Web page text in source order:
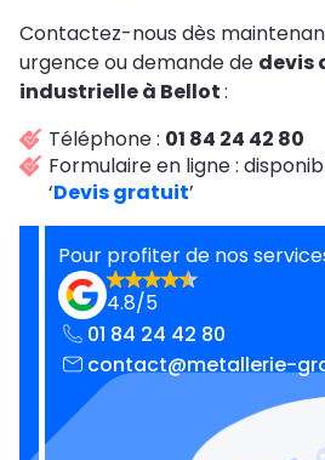
Contactez-nous dès
urgence ou demande de devis
industrielle à Bellot:
Téléphone : 01 84 24 42 80
Formulaire en ligne :
‘Devis gratuit’
Pour profiter de nos
4.8/5
01 84 24 42 80
contact@metallerie-